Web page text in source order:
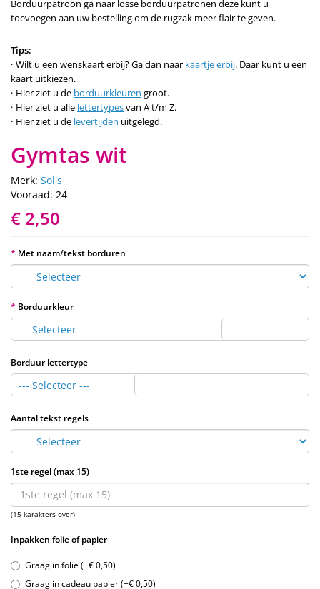
Borduurpatroon ga naar losse borduurpatronen deze kunt u
toevoegen aan uw bestelling om de rugzak meer flair te geven.
Tips:
Wilt u een wenskaart erbij? Ga dan naar kaartje erbij. Daar kunt u een
kaart uitkiezen.
Hier ziet u de borduurkleuren groot.
Hier ziet u alle lettertypesvan A t/m Z.
Hier ziet u de levertijden uitgelegd.
Gymtas wit
Merk: Sol's
Vooraad: 24
€ 2,50
Met naam/tekst borduren
Borduurkleur
--- Selecteer ---
Borduur lettertype
--- Selecteer ---
Aantal tekst regels
1ste regel (max 15)
(15 karakters over)
Inpakken folie of papier
Graag in folie (+€ 0,50)
Graag in cadeau papier (+€ 0,50)